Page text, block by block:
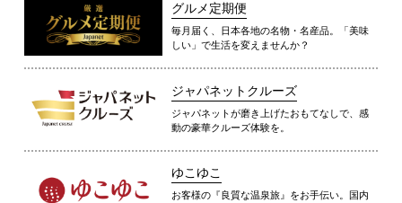
グルメ定期便
毎月届く、日本各地の名物・名産品。「美味
しい」で生活を変えませんか？
ジャパネットクルーズ
ジャパネットが磨き上げたおもてなしで、感
動の豪華クルーズ体験を。
ゆこゆこ
お客様の『良質な温泉旅』をお手伝い。国内